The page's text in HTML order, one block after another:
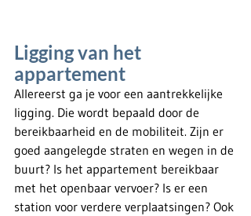
Ligging van het
appartement
Allereerst ga je voor een aantrekkelijke
ligging. Die wordt bepaald door de
bereikbaarheid en de mobiliteit. Zijn er
goed aangelegde straten en wegen in de
buurt? Is het appartement bereikbaar
met het openbaar vervoer? Is er een
station voor verdere verplaatsingen? Ook